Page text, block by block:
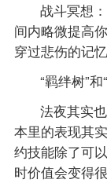
战斗冥想
间内略微提高
穿过悲伤的记
“羁绊树”
法夜其实
本里的表现其
约技能除了可
时价值会变得很